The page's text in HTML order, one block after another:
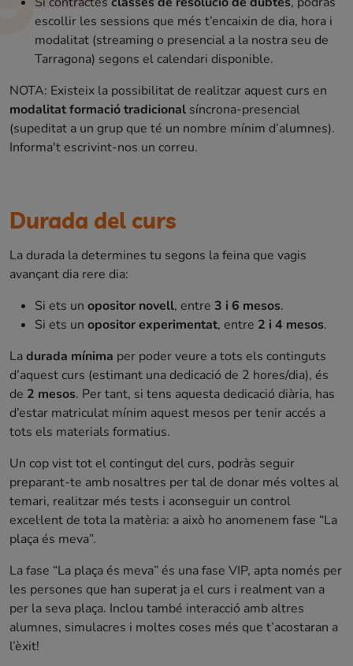
escollir les sessions que més t’encaixin de dia, hora i
modalitat (streaming o presencial a la nostra seu de
Tarragona) segons el calendari disponible.
NOTA: Existeix la possibilitat de realitzar aquest curs en
modalitat formació tradicional síncrona-presencial
(supeditat a un grup que té un nombre mínim d’alumnes).
Informa't escrivint-nos un correu.
Durada del curs
La durada la determines tu segons la feina que vagis
avançant dia rere dia:
Si ets un opositor novell, entre 3 i 6 mesos.
Si ets un opositor experimentat, entre 2 i 4 mesos.
Ladurada mínima per poder veure a tots els continguts
d’aquest curs (estimant una dedicació de 2 hores/dia), és
de 2 mesos. Per tant, si tens aquesta dedicació diària, has
d’estar matriculat mínim aquest mesos per tenir accés a
tots els materials formatius.
Un cop vist tot el contingut del curs, podràs seguir
preparant-te amb nosaltres per tal de donar més voltes al
temari, realitzar més tests i aconseguir un control
excel·lent de tota la matèria: a això ho anomenem fase “La
plaça és meva”.
La fase “La plaça és meva” és una fase VIP, apta només per
les persones que han superat ja el curs i realment van a
per la seva plaça. Inclou també interacció amb altres
alumnes, simulacres i moltes coses més que t’acostaran a
l’èxit!